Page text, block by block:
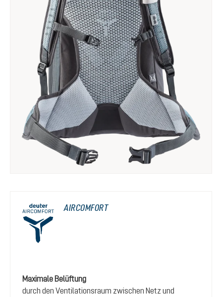
AIRCOMFORT
Maximale Belüftung
durch den Ventilationsraum zwischen Netz und